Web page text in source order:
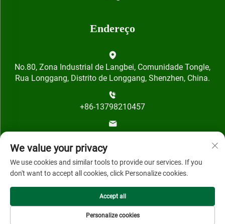
Endereço
No.80, Zona Industrial de Langbei, Comunidade Tongle,
Rua Longgang, Distrito de Longgang, Shenzhen, China.
+86-13798210457
Direitos autorais © 2024 por Shenzhen Qihai Technology Co.,
Ltd.
We value your privacy
We use cookies and similar tools to provide our services. If you
don't want to accept all cookies, click Personalize cookies.
Personalize cookies
Accept all